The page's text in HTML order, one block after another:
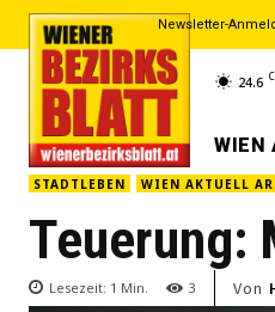
Newsletter-
24.6 C
WIEN
STADTLEBEN WIEN AKTUELL
Teuerung:
Lesezeit: 1 Min. 3 Von